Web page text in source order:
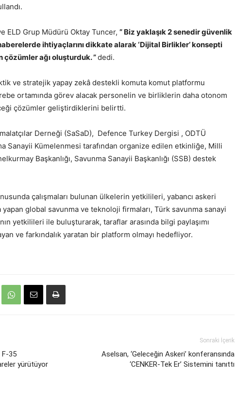
ELD Grup Müdürü Oktay Tuncer, ” Biz yaklaşık 2 senedir güvenlik
ihtiyaçlarını dikkate alarak ‘Dijital Birlikler’ konsepti
ağı oluşturduk. ”dedi.
ve stratejik yapay zekâ destekli komuta komut platformu
ortamında görev alacak personelin ve birliklerin daha otonom
çözümler geliştirdiklerini belirtti.
Derneği (SaSaD), Defence Turkey Dergisi , ODTÜ
Sanayii Kümelenmesi tarafından organize edilen etkinliğe, Milli
Başkanlığı, Savunma Sanayii Başkanlığı (SSB) destek
çalışmaları bulunan ülkelerin yetkilileri, yabancı askeri
yapan global savunma ve teknoloji firmaları, Türk savunma sanayi
yetkilileri ile buluşturarak, taraflar arasında bilgi paylaşımı
ve farkındalık yaratan bir platform olmayı hedefliyor.
F-35
yürütüyor
Sonraki İçerik
Aselsan, ‘Geleceğin Askeri’ konferansında
‘CENKER-Tek Er’ Sistemini tanıttı